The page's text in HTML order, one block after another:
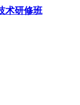
术研修班